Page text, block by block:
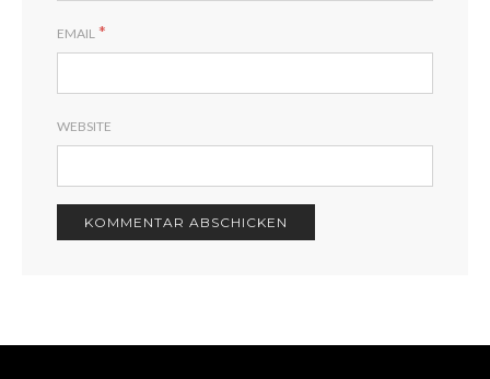
EMAIL *
WEBSITE